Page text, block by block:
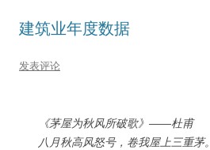
建筑业年度数据
发表评论
《茅屋为秋风所破歌》——杜甫
八月秋高风怒号，卷我屋上三重茅。